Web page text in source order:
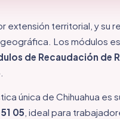
extensión territorial, y su
Los módulos
de Recaudación de
única de Chihuahua es
05 , ideal para